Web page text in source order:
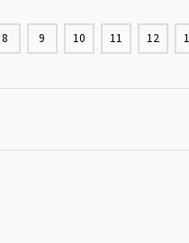
8 9 10 11 12